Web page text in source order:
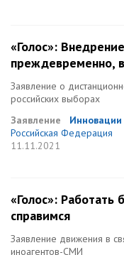
«Голос»:
преждевременно,
Заявление о
российских выборах
Заявление
Инновации
Российская Федерация
11.11.2021
«Голос»: Работать
справимся
Заявление движения в
иноагентов-СМИ